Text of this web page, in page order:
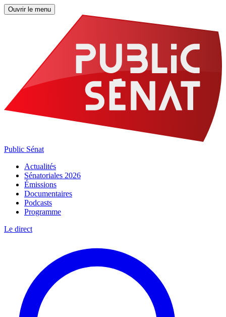
Ouvrir le menu
Public Sénat
Actualités
Sénatoriales 2026
Émissions
Documentaires
Podcasts
Programme
Le direct